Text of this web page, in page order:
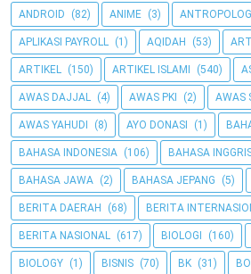
ANDROID (82) ANIME (3) ANTROPOLOGI
APLIKASI PAYROLL (1) AQIDAH (53)
ARTIKEL (150) ARTIKEL ISLAMI (540)
AWAS DAJJAL (4) AWAS PKI (2) AWAS
AWAS YAHUDI (8) AYO DONASI (1)
BAHASA INDONESIA (106) BAHASA
BAHASA JAWA (2) BAHASA JEPANG (5)
BERITA DAERAH (68) BERITA
BERITA NASIONAL (617) BIOLOGI (160)
BIOLOGY (1) BISNIS (70) BK (31)